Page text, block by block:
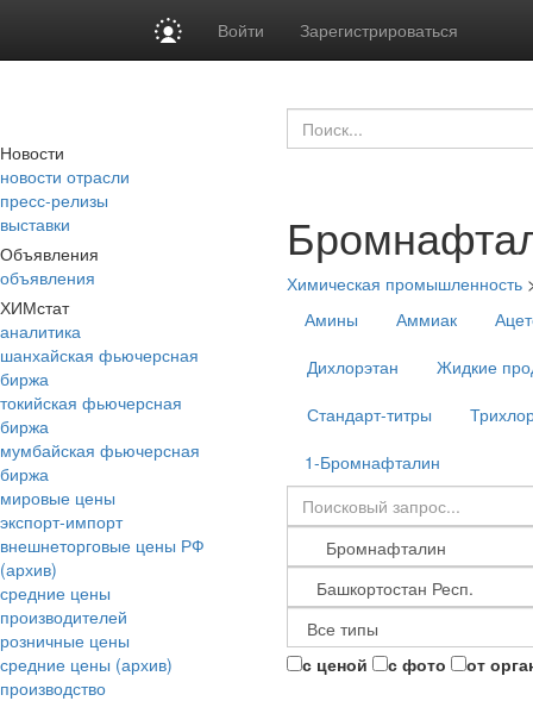
Войти Зарегистрироваться
Новости
новости отрасли
пресс-релизы
выставки
Объявления
объявления
ХИМстат
аналитика
шанхайская фьючерсная
биржа
токийская фьючерсная
биржа
мумбайская фьючерсная
биржа
мировые цены
экспорт-импорт
внешнеторговые цены РФ
(архив)
средние цены
производителей
розничные цены
средние цены (архив)
производство
Химическая промышленность
Амины
Аммиак
Дихлорэтан
Жидкие
Стандарт-титры
1-Бромнафталин
с ценой с фото от